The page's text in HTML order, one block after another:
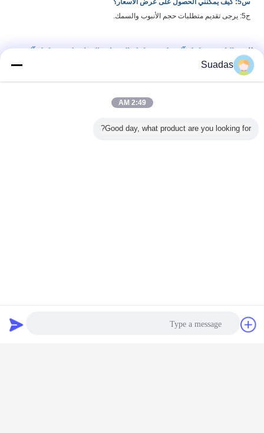
دردشة
Suadas
2:49 AM
Good day, what product are you looking for?